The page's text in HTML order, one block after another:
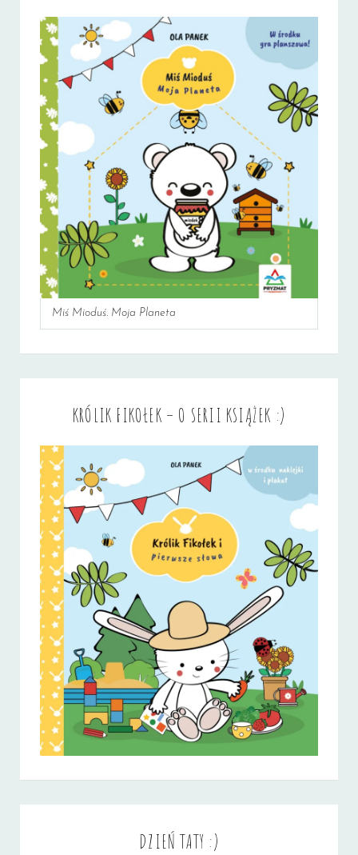
Miś Mioduś. Moja Planeta
KRÓLIK FIKOŁEK – O SERII KSIĄŻEK :)
DZIEŃ TATY :)